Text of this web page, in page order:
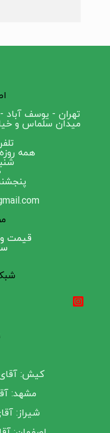
تهران - یوسف
تلفن:
همه
قیمت و
کیش: آقای
مشهد: آقای
شیراز: آقای